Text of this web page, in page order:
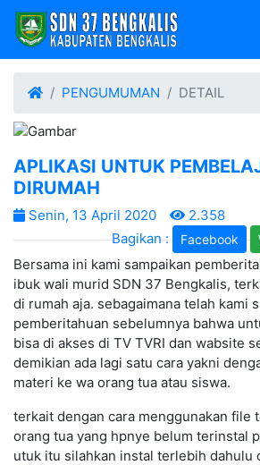
PENGUMUMAN DETAIL
APLIKASI UNTUK
DIRUMAH
Senin, 13 April 2020
2.358
Bagikan : Facebook
Bersama ini kami sampaikan
ibuk wali murid SDN 37 Bengkalis,
di rumah aja. sebagaimana telah kami
pemberitahuan sebelumnya bahwa
bisa di akses di TV TVRI dan wabsite
demikian ada lagi satu cara yakni
materi ke wa orang tua atau siswa.
terkait dengan cara menggunakan file
orang tua yang hpnye belum terinstal
utuk itu silahkan instal terlebih dahulu